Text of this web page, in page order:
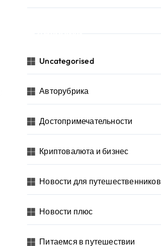
Uncategorised
Авторубрика
Достопримечательности
Криптовалюта и бизнес
Новости для путешественников
Новости плюс
Питаемся в путешествии